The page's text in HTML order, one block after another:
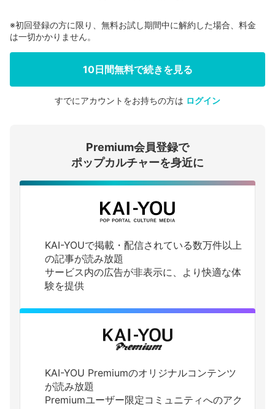
会員登録する
ログインする
※初回登録の方に限り、無料お試し期間中に解約した場合、料金
は一切かかりません。
10日間無料で続きを見る
すでにアカウントをお持ちの方は ログイン
Premium会員登録で
ポップカルチャーを身近に
KAI-YOUで掲載・配信されている数万件以上
の記事が読み放題
サービス内の広告が非表示に、より快適な体
験を提供
KAI-YOU Premiumのオリジナルコンテンツ
が読み放題
Premiumユーザー限定コミュニティへのアク